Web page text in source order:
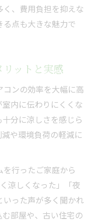
、費用負担を抑えな
点も大きな魅力で
ットと実感
ンの効率を大幅に高
内に伝わりにくくな
分に涼しさを感じら
や環境負荷の軽減に
行ったご家庭から
涼しくなった」「夜
いった声が多く聞かれ
部屋や、古い住宅の